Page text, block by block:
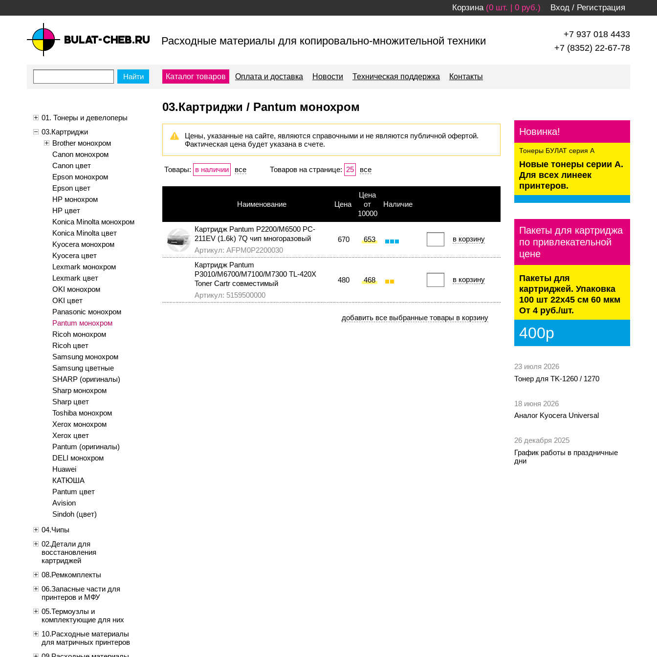
Вход / Регистрация
Корзина (0 шт. | 0 руб.)
материалы для копировально-
+7 937 018 4433
+7 (8352) 22-67-78
Расходные материалы для копировально-множительной техники
Каталог товаров Оплата и доставка Новости Техническая поддержка Контакты
01. Тонеры и девелоперы
03.Картриджи
Brother монохром
Canon монохром
Canon цвет
Epson монохром
Epson цвет
HP монохром
HP цвет
Konica Minolta монохром
Konica Minolta цвет
Kyocera монохром
Kyocera цвет
Lexmark монохром
Lexmark цвет
OKI монохром
OKI цвет
Panasonic монохром
Pantum монохром
Ricoh монохром
Ricoh цвет
Samsung монохром
Samsung цветные
SHARP (оригиналы)
Sharp монохром
Sharp цвет
Toshiba монохром
Xerox монохром
Xerox цвет
Pantum (оригиналы)
DELI монохром
Huawei
КАТЮША
Pantum цвет
Avision
Sindoh (цвет)
04.Чипы
02.Детали для
восстановления
картриджей
08.Ремкомплекты
06.Запасные части для
принтеров и МФУ
05.Термоузлы и
комплектующие для них
10.Расходные материалы
для матричных принтеров
03.Картриджи / Pantum монохром
Цены, указанные на сайте, являются справочными и не являются публичной офертой.
Фактическая цена будет указана в счете.
Товары: в наличии все Товаров на странице: 25 все
Наименование Цена
Цена
от
10000
Наличие
Картридж Pantum P2200/M6500 PC-
211EV (1.6k) 7Q чип многоразовый
Артикул: AFPM0P2200030
670 653
Картридж Pantum
P3010/M6700/M7100/M7300 TL-420X
Toner Cartr совместимый
Артикул: 5159500000
480 468
Новинка!
Тонеры БУЛАТ серия А
Новые тонеры серии А.
Для всех линеек
принтеров.
Пакеты для картриджа
по привлекательной
цене
Пакеты для
картриджей. Упаковка
100 шт 22х45 см 60 мкм
От 4 руб./шт.
400р
23 июля 2026
Тонер для TK-1260 / 1270
18 июня 2026
Аналог Kyocera Universal
26 декабря 2025
График работы в праздничные
дни